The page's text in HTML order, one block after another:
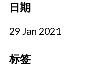
日期
29 Jan 2021
标签